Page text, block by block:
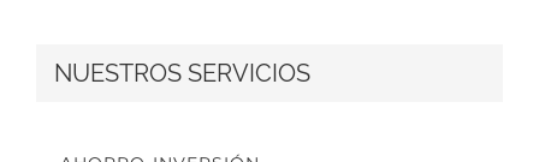
NUESTROS SERVICIOS